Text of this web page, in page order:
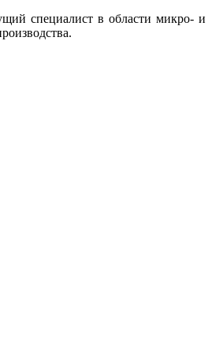
специалист в области микро- и